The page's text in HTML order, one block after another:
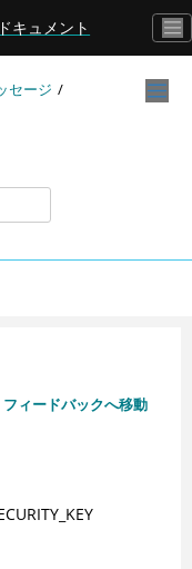
キュメント
セージ
フィードバックへ移動